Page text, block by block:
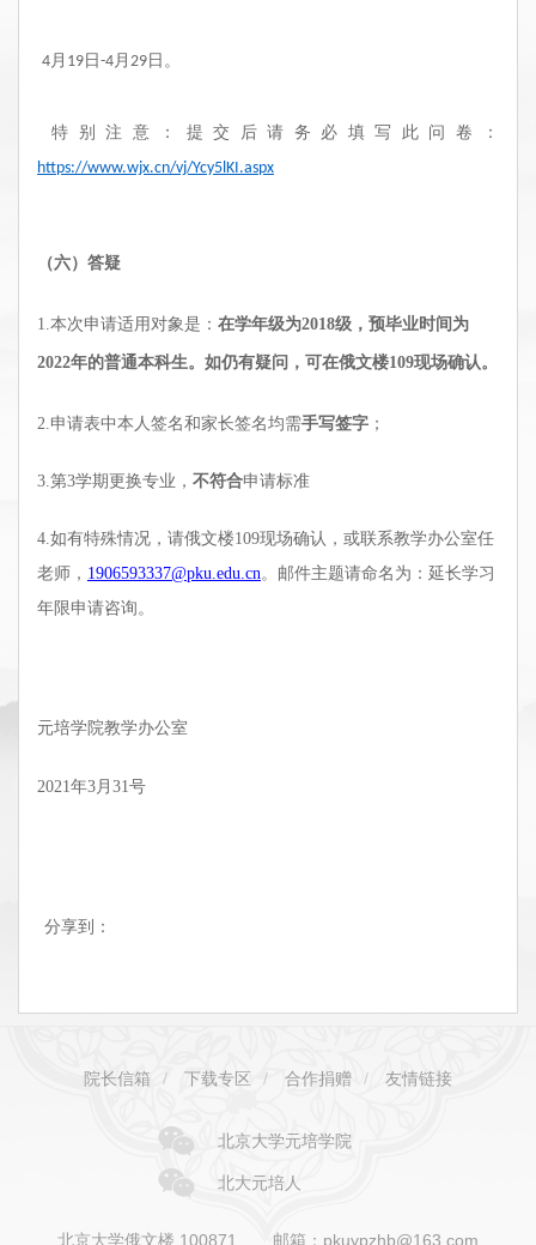
4 月 19日-4 月 29日。
特别注意：提交后请务必填写此问卷：
https://www.wjx.cn/vj/Ycy5lKI.aspx
（六）答疑
1.本次申请适用对象是： 在学年级为2018级，预毕业时间为
2022年的普通本科生。如仍有疑问，可在俄文楼109现场确认。
2.申请表中本人签名和家长签名均需手写签字 ；
3.第3学期更换专业， 不符合申请标准
4.如有特殊情况，请俄文楼109现场确认，或联系教学办公室任
老师， 1906593337@pku.edu.cn 。邮件主题请命名为：延长学习
年限申请咨询。
元培学院教学办公室
2021年3月31号
分享到：
院长信箱 / 下载专区 / 合作捐赠 / 友情链接
北京大学元培学院
北大元培人
北京大学俄文楼 100871 邮箱：pkuypzhb@163.com